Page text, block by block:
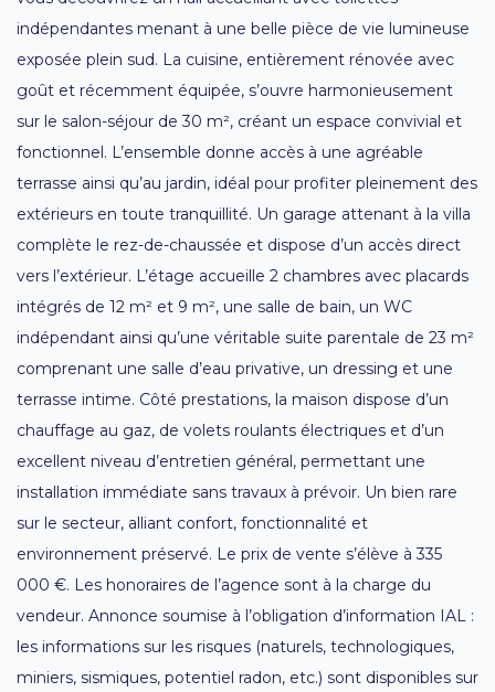
indépendantes menant à une belle pièce de vie lumineuse
exposée plein sud. La cuisine, entièrement rénovée avec
goût et récemment équipée, s’ouvre harmonieusement
sur le salon-séjour de 30 m², créant un espace convivial et
fonctionnel. L’ensemble donne accès à une agréable
terrasse ainsi qu’au jardin, idéal pour profiter pleinement des
extérieurs en toute tranquillité. Un garage attenant à la villa
complète le rez-de-chaussée et dispose d’un accès direct
vers l’extérieur. L’étage accueille 2 chambres avec placards
intégrés de 12 m² et 9 m², une salle de bain, un WC
indépendant ainsi qu’une véritable suite parentale de 23 m²
comprenant une salle d’eau privative, un dressing et une
terrasse intime. Côté prestations, la maison dispose d’un
chauffage au gaz, de volets roulants électriques et d’un
excellent niveau d’entretien général, permettant une
installation immédiate sans travaux à prévoir. Un bien rare
sur le secteur, alliant confort, fonctionnalité et
environnement préservé. Le prix de vente s’élève à 335
000 €. Les honoraires de l’agence sont à la charge du
vendeur. Annonce soumise à l’obligation d’information IAL :
les informations sur les risques (naturels, technologiques,
miniers, sismiques, potentiel radon, etc.) sont disponibles sur